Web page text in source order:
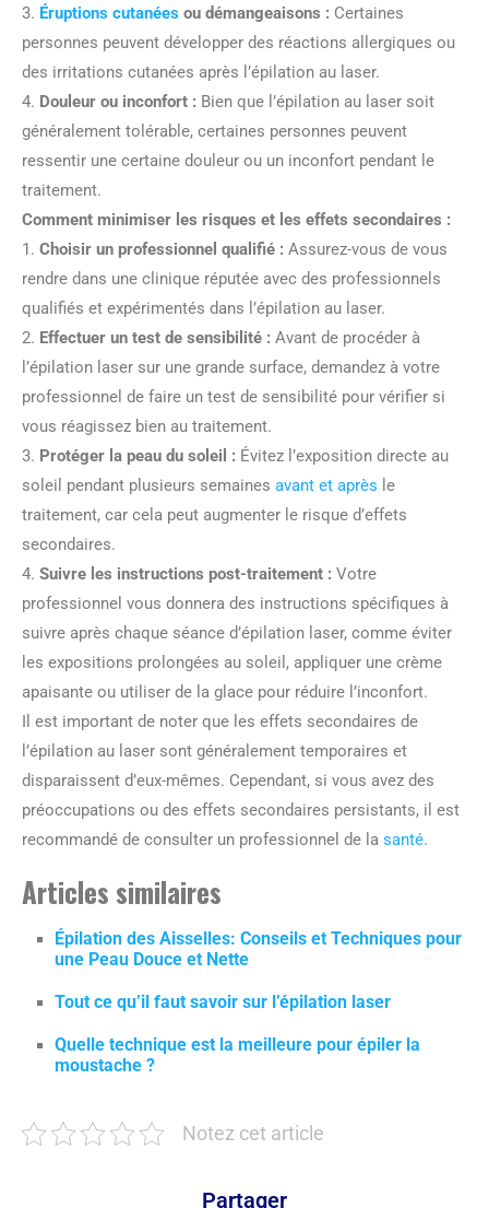
3. Éruptions cutanées ou démangeaisons : Certaines
personnes peuvent développer des réactions allergiques ou
des irritations cutanées après l’épilation au laser.
4. Douleur ou inconfort : Bien que l’épilation au laser soit
généralement tolérable, certaines personnes peuvent
ressentir une certaine douleur ou un inconfort pendant le
traitement.
Comment minimiser les risques et les effets secondaires :
1. Choisir un professionnel qualifié : Assurez-vous de vous
rendre dans une clinique réputée avec des professionnels
qualifiés et expérimentés dans l’épilation au laser.
2. Effectuer un test de sensibilité : Avant de procéder à
l’épilation laser sur une grande surface, demandez à votre
professionnel de faire un test de sensibilité pour vérifier si
vous réagissez bien au traitement.
3. Protéger la peau du soleil : Évitez l’exposition directe au
soleil pendant plusieurs semaines avant et après le
traitement, car cela peut augmenter le risque d’effets
secondaires.
4. Suivre les instructions post-traitement : Votre
professionnel vous donnera des instructions spécifiques à
suivre après chaque séance d’épilation laser, comme éviter
les expositions prolongées au soleil, appliquer une crème
apaisante ou utiliser de la glace pour réduire l’inconfort.
Il est important de noter que les effets secondaires de
l’épilation au laser sont généralement temporaires et
disparaissent d’eux-mêmes. Cependant, si vous avez des
préoccupations ou des effets secondaires persistants, il est
recommandé de consulter un professionnel de la santé.
Articles similaires
Épilation des Aisselles: Conseils et Techniques pour
une Peau Douce et Nette
Tout ce qu’il faut savoir sur l’épilation laser
Quelle technique est la meilleure pour épiler la
moustache ?
Notez cet article
Partager